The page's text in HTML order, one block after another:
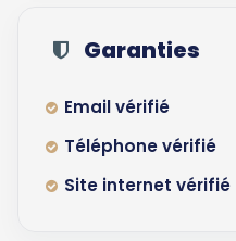
Garanties
Email vérifié
Téléphone vérifié
Site internet vérifié